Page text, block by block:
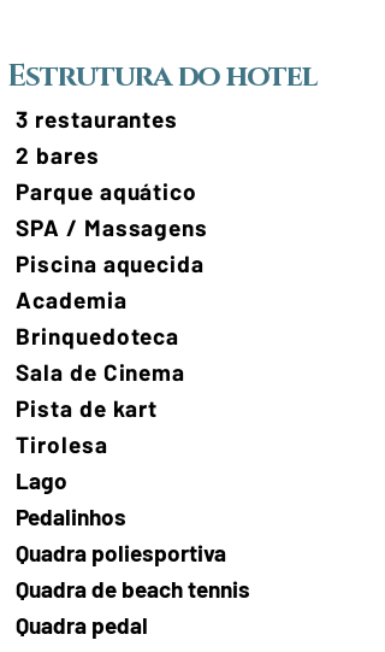
Estrutura do hotel
3 restaurantes
2 bares
Parque aquático
SPA / Massagens
Piscina aquecida
Academia
Brinquedoteca
Sala de Cinema
Pista de kart
Tirolesa
Lago
Pedalinhos
Quadra poliesportiva
Quadra de beach tennis
Quadra pedal